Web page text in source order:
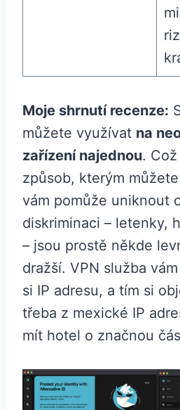
Moje shrnutí recenze:
můžete využívat na
zařízení najednou.
způsob, kterým
vám pomůže uniknout
diskriminaci – letenky,
– jsou prostě někde
dražší. VPN služba
si IP adresu, a tím si
třeba z mexické IP
mít hotel o značnou